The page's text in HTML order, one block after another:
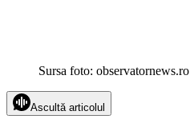
Sursa foto: observatornews.ro
Ascultă articolul